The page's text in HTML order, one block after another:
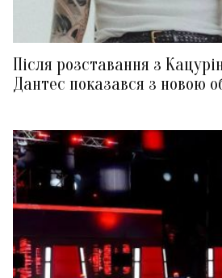
Після розставання з
Дантес показався з новою